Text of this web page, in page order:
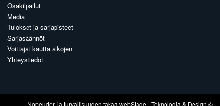
Osakilpailut
Media
Tulokset ja sarjapisteet
Sarjasäännöt
Voittajat kautta aikojen
Yhteystiedot
Nopeuden ja turvallisuuden takaa webStage- Teknologia & Design ©